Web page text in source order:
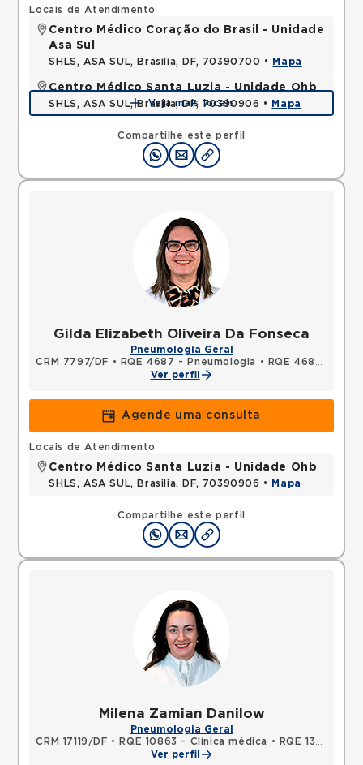
Compartilhe este perfil
Locais de Atendimento
Centro Médico Coração do Brasil - Unidade
Asa Sul
SHLS, ASA SUL, Brasilia, DF, 70390700 • Mapa
Centro Médico Santa Luzia - Unidade Ohb
SHLS, ASA SUL, Brasilia, DF, 70390906 • Mapa
Veja mais locais
Gilda Elizabeth Oliveira Da Fonseca
Pneumologia Geral
CRM 7797/DF • RQE 4687 - Pneumologia •
RQE 4688 - Clínica médica
Ver perfil
Agende uma consulta
Compartilhe este perfil
Locais de Atendimento
Centro Médico Santa Luzia - Unidade Ohb
SHLS, ASA SUL, Brasilia, DF, 70390906 • Mapa
Milena Zamian Danilow
Pneumologia Geral
CRM 17119/DF • RQE 10863 - Clínica médica •
RQE 13983 - Pneumologia
Ver perfil